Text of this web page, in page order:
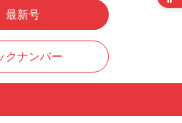
最新号
クナンバー